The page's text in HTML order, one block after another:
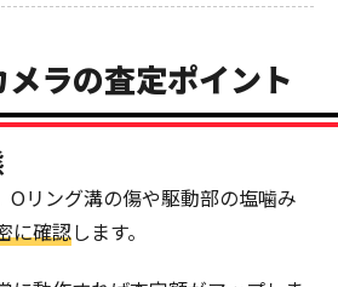
ラの査定ポイント
Oリング溝の傷や駆動部の塩噛み
に確認します。